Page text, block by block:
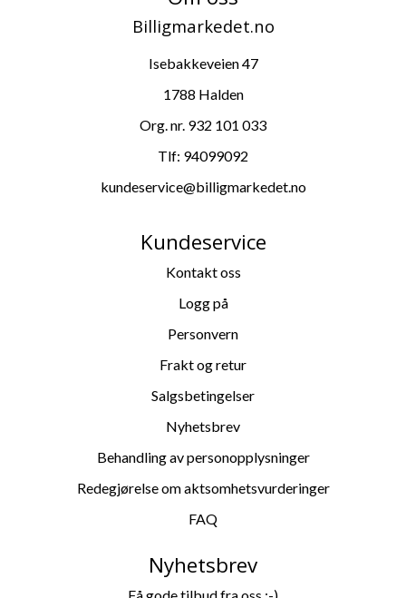
Billigmarkedet.no
Isebakkeveien 47
1788 Halden
Org. nr. 932 101 033
Tlf: 94099092
kundeservice@billigmarkedet.no
Kundeservice
Kontakt oss
Logg på
Personvern
Frakt og retur
Salgsbetingelser
Nyhetsbrev
Behandling av personopplysninger
Redegjørelse om aktsomhetsvurderinger
FAQ
Nyhetsbrev